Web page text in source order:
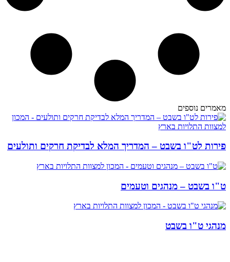
מאמרים נוספים
פירות לט"ו בשבט – המדריך המלא לבדיקת חרקים ותולעים
ט"ו בשבט – מנהגים וטעמים
מנהגי ט"ו בשבט